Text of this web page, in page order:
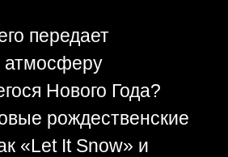
передает
атмосферу
Нового Года?
рождественские
«Let It Snow» и